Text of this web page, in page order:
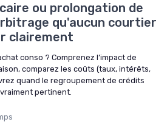
ou prolongation de
qu'aucun courtier
clairement
conso ? Comprenez l’impact de
comparez les coûts (taux, intérêts,
quand le regroupement de crédits
pertinent.